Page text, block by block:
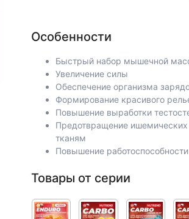
Особенности
Быстрый набор мышечной
Увеличение силы
Обеспечение организма
Формирование красивого
Повышение выработки
Предотвращение ишемических
тканям
Повышение работоспособности
Товары от серии